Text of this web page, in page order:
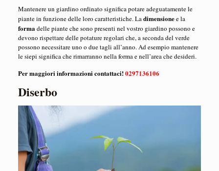
Mantenere un giardino ordinato significa potare adeguatamente le
piante in funzione delle loro caratteristiche. Ladimensionee la
formadelle piante che sono presenti nel vostro giardino possono e
devono rispettare delle potature regolari che, a seconda del verde
possono necessitare uno o due tagli all’anno. Ad esempio mantenere
le siepi significa che rimarranno nella forma e nell’area che desideri.
Per maggiori informazioni contattaci!0297136106
Diserbo